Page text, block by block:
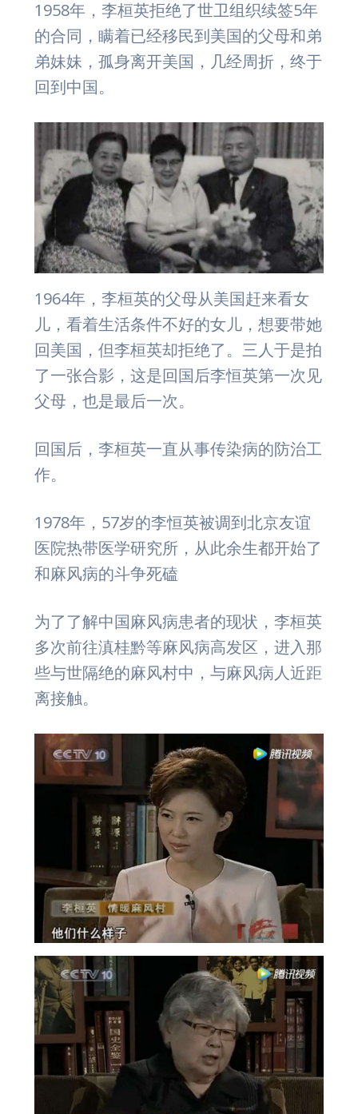
1958年，李桓英拒绝了世卫组织续签5年
的合同，瞒着已经移民到美国的父母和弟
弟妹妹，孤身离开美国，几经周折，终于
回到中国。
1964年，李桓英的父母从美国赶来看女
儿，看着生活条件不好的女儿，想要带她
回美国，但李桓英却拒绝了。三人于是拍
了一张合影，这是回国后李恒英第一次见
父母，也是最后一次。
回国后，李桓英一直从事传染病的防治工
作。
1978年，57岁的李恒英被调到北京友谊
医院热带医学研究所，从此余生都开始了
和麻风病的斗争死磕
为了了解中国麻风病患者的现状，李桓英
多次前往滇桂黔等麻风病高发区，进入那
些与世隔绝的麻风村中，与麻风病人近距
离接触。